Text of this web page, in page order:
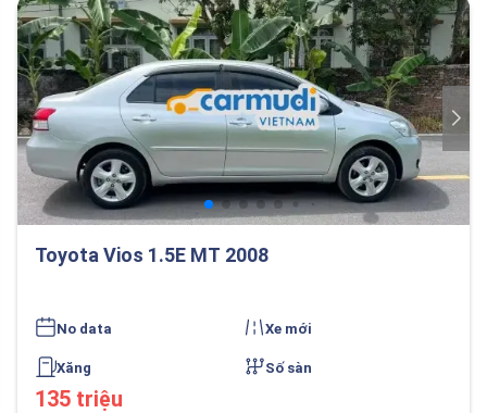
Toyota Vios 1.5E MT 2008
No data Xe mới
Xăng Số sàn
135 triệu